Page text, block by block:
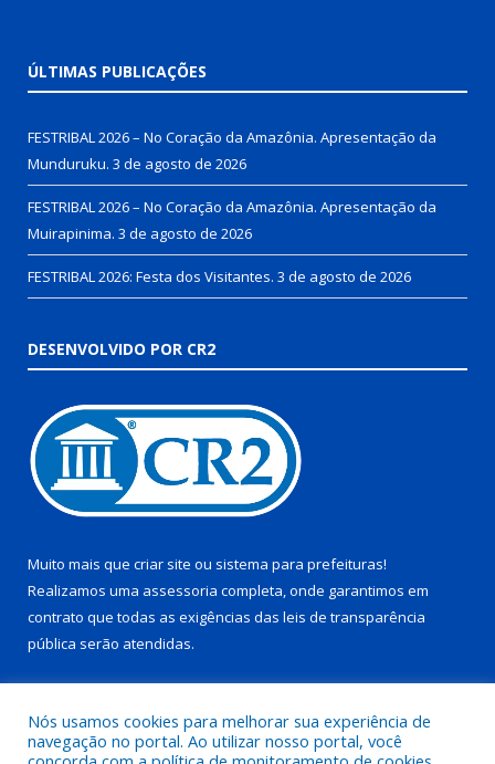
ÚLTIMAS PUBLICAÇÕES
FESTRIBAL 2026 – No Coração da Amazônia. Apresentação da
Munduruku. 3 de agosto de 2026
FESTRIBAL 2026 – No Coração da Amazônia. Apresentação da
Muirapinima. 3 de agosto de 2026
FESTRIBAL 2026: Festa dos Visitantes. 3 de agosto de 2026
DESENVOLVIDO POR CR2
Muito mais que criar site ou sistema para prefeituras!
Realizamos uma assessoria completa, onde garantimos em
contrato que todas as exigências das leis de transparência
pública serão atendidas.
Nós usamos cookies para melhorar sua experiência de
navegação no portal. Ao utilizar nosso portal, você